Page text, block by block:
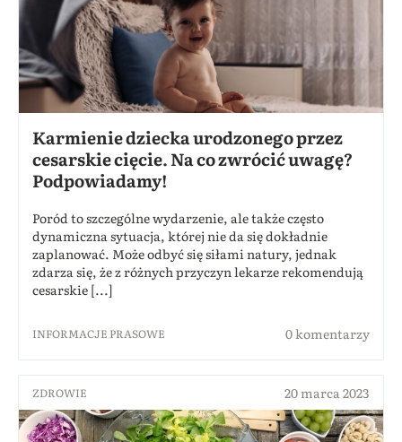
Karmienie dziecka urodzonego przez
cesarskie cięcie. Na co zwrócić uwagę?
Podpowiadamy!
Poród to szczególne wydarzenie, ale także często
dynamiczna sytuacja, której nie da się dokładnie
zaplanować. Może odbyć się siłami natury, jednak
zdarza się, że z różnych przyczyn lekarze rekomendują
cesarskie [...]
INFORMACJE PRASOWE 0 komentarzy
ZDROWIE 20 marca 2023